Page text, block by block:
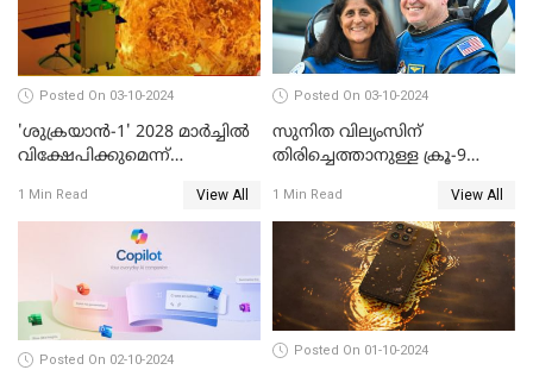
Posted On 03-10-2024
'ശുക്രയാന്‍-1' 2028 മാര്‍ച്ചില്‍
വിക്ഷേപിക്കുമെന്ന്
1 Min Read View All
Posted On 03-10-2024
സുനിത വില്യംസിന്
തിരിച്ചെത്താനുള്ള ക്രൂ-9
ഐഎസ്എസിലെത്തി
1 Min Read View All
Posted On 02-10-2024
Posted On 01-10-2024